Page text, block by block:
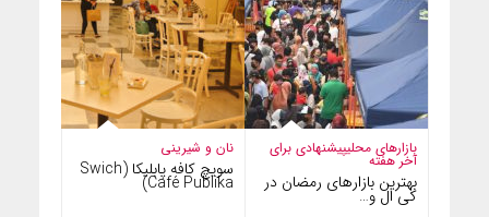
نان و شیرینی
سویچ کافه پابلیکا (Swich
Café Publika)
بازارهای محلیپیشنهادی برای
آخر هفته
بهترین بازارهای رمضان در
کی ال و…